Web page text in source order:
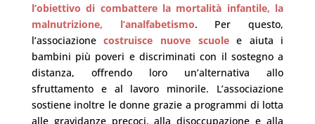
l’obiettivo di combattere la mortalità infantile, la
malnutrizione, l’analfabetismo. Per questo,
l’associazionecostruisce nuove scuolee aiuta i
bambini più poveri e discriminati con il sostegno a
distanza, offrendo loro un’alternativa allo
sfruttamento e al lavoro minorile. L’associazione
sostiene inoltre le donne grazie a programmi di lotta
alle gravidanze precoci, alla disoccupazione e alla